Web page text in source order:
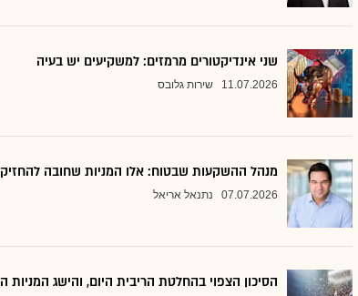
שני אינדיקטורים מרמזים: למשקיעים יש בעיה
11.07.2026 שירות גלובס
מנהל ההשקעות שבטוח: אלו המניות שחובה
07.07.2026 נתנאל אריאל
הסיכון הצפוי בהחלטת הריבית היום, והישג המניות